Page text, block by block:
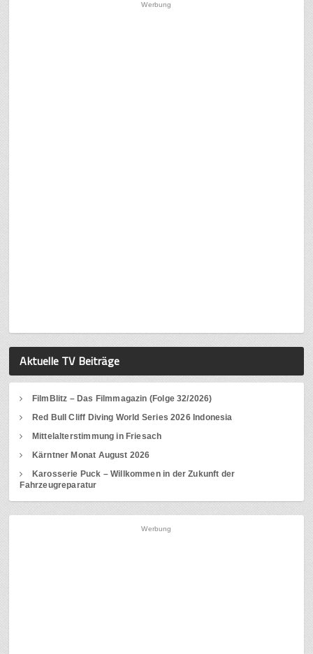
Werbung
Aktuelle TV Beiträge
FilmBlitz – Das Filmmagazin (Folge 32/2026)
Red Bull Cliff Diving World Series 2026 Indonesia
Mittelalterstimmung in Friesach
Kärntner Monat August 2026
Karosserie Puck – Willkommen in der Zukunft der
Fahrzeugreparatur
Werbung